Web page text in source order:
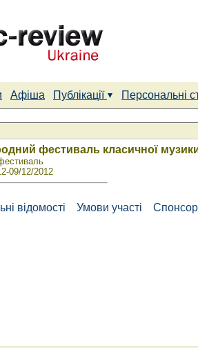
Афіша Публікації
Персональні
фестиваль класичної
09/12/2012
відомості Умови участі